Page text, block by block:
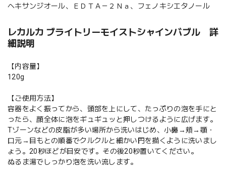
ヘキサンジオール、ＥＤＴＡ－２Ｎａ、フェノキシエタノール
レカルカ ブライトリーモイストシャインバブル 詳
細説明
【内容量】
120g
【ご使用方法】
容器をよく振ってから、頭部を上にして、たっぷりの泡を手にと
ったら、顔全体に泡をギュギュッと押しつけるように広げます。
Tゾーンなどの皮脂が多い場所から洗いはじめ、小鼻→頬→顎・
口元→目もとの順番でクルクルと細かい円を描くように洗いまし
ょう。20秒ほどが目安です。その後20秒置いてください。
ぬるま湯でしっかり泡を洗い流します。